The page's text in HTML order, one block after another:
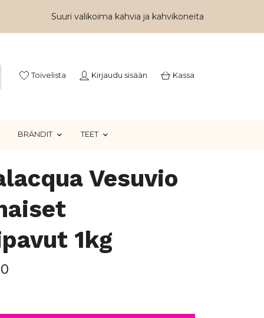
Suuri valikoima kahvia ja kahvikoneita
Toivelista Kirjaudu sisään Kassa
BRÄNDIT TEET
Vesuvio
1kg